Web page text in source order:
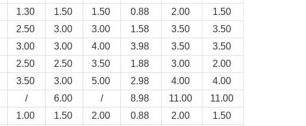
1.30 1.50 1.50 0.88 2.00
1.50
2.50 3.00 3.00 1.58 3.50
3.50
3.00 3.00 4.00 3.98 3.50
3.50
2.50 2.50 3.50 1.88 3.00
2.00
3.50 3.00 5.00 2.98 4.00
4.00
/ 6.00 / 8.98 11.00
11.00
1.00 1.50 2.00 0.88 2.00
1.50